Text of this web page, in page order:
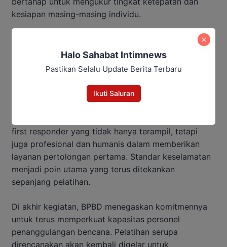
kesiapan masing-masing individu.
Suparjan Efendi Dorong Promosi
Pariwisata Barito Utara
first responder yang tidak hanya terampil, tetapi
juga profesional dan humanis dalam memberikan
layanan pertolongan pertama. Standar keselamatan
menjadi poin utama yang terus ditekankan
sepanjang pelatihan.
Di akhir kegiatan, BPBD menegaskan komitmennya
untuk terus memperkuat kapasitas personel
penanggulangan bencana. Pelatihan serupa
direncanakan akan kembali digelar untuk
Halo Sahabat Intimnews
Pastikan Selalu Update Berita Terbaru
Ikuti Saluran